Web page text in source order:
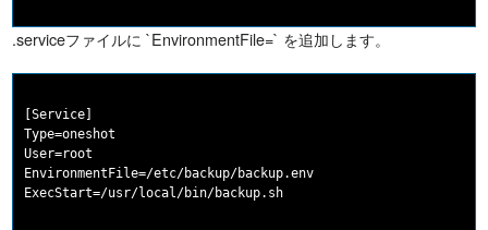
.serviceファイルに `EnvironmentFile=` を追加します。
[Service]
Type=oneshot
User=root
EnvironmentFile=/etc/backup/backup.env